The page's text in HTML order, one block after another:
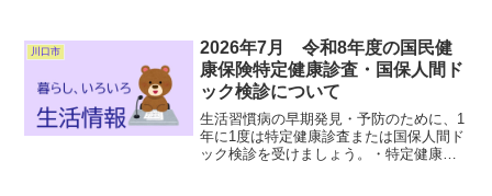
minanobaシリーズ2号物件 2025年3月
に...
川口市
2026年7月 令和8年度の国民健
康保険特定健康診査・国保人間ド
ック検診について
生活習慣病の早期発見・予防のために、1
年に1度は特定健康診査または国保人間ド
ック検診を受けましょう。・特定健康診